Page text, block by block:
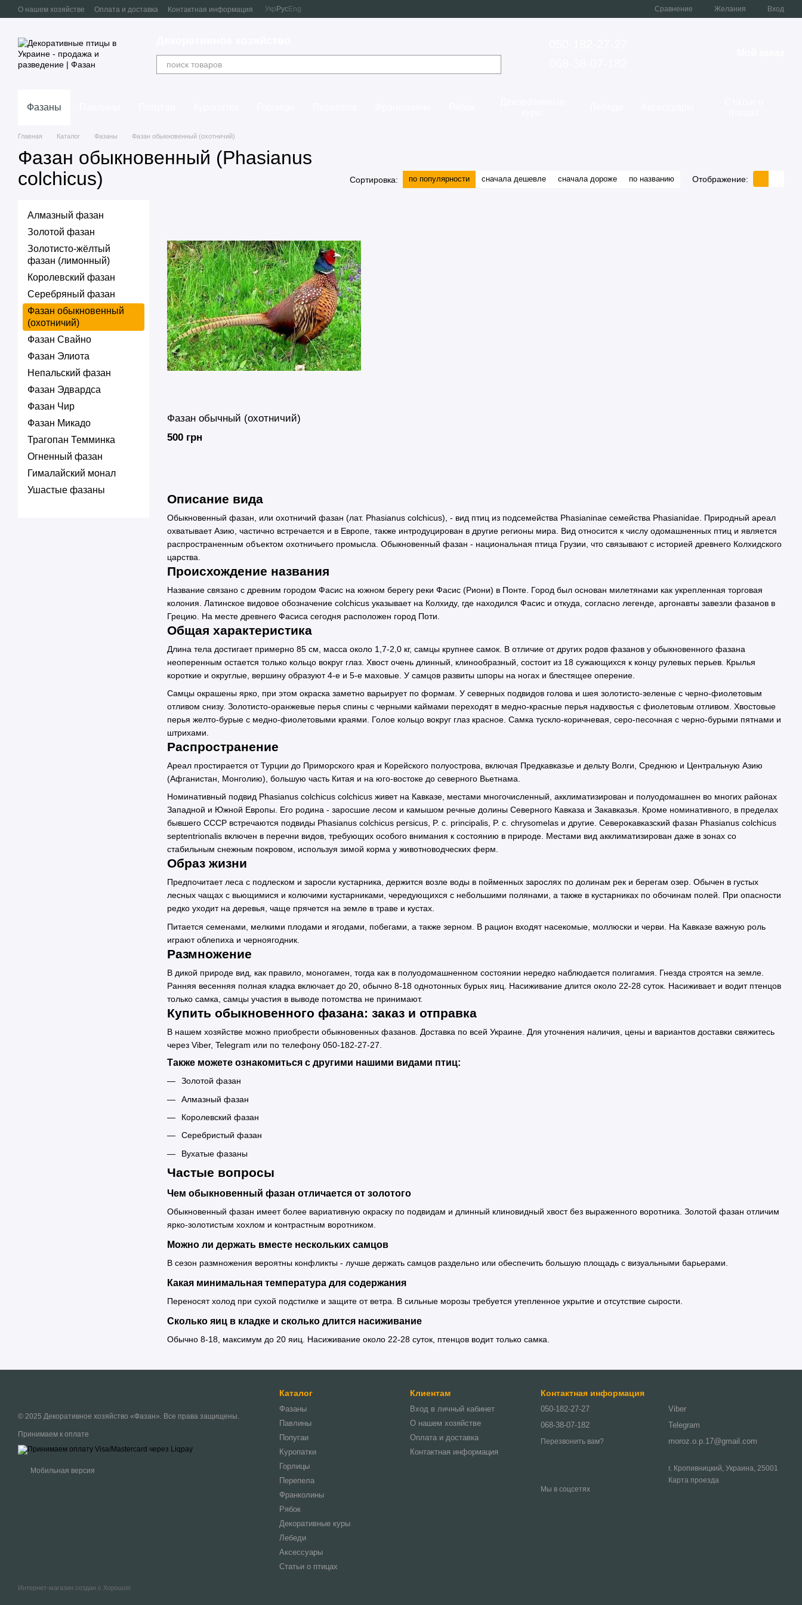
Перейти к основному контенту
О нашем хозяйстве Оплата и доставка Контактная информация Укр РусEng Сравнение Желания Вход
Фазаны
Главная Каталог Фазаны Фазан обыкновенный (охотничий)
Фазан обыкновенный (Phasianus
colchicus)
Сортировка: по популярности сначала дешевле сначала дороже по названию Отображение:
Описание вида
Обыкновенный фазан, или охотничий фазан (лат. Phasianus colchicus), - вид птиц из подсемейства Phasianinae семейства Phasianidae. Природный ареал
охватывает Азию, частично встречается и в Европе, также интродуцирован в другие регионы мира. Вид относится к числу одомашненных птиц и является
распространенным объектом охотничьего промысла. Обыкновенный фазан - национальная птица Грузии, что связывают с историей древнего Колхидского
царства.
Происхождение названия
Название связано с древним городом Фасис на южном берегу реки Фасис (Риони) в Понте. Город был основан милетянами как укрепленная торговая
колония. Латинское видовое обозначение colchicus указывает на Колхиду, где находился Фасис и откуда, согласно легенде, аргонавты завезли фазанов в
Грецию. На месте древнего Фасиса сегодня расположен город Поти.
Общая характеристика
Длина тела достигает примерно 85 см, масса около 1,7-2,0 кг, самцы крупнее самок. В отличие от других родов фазанов у обыкновенного фазана
неоперенным остается только кольцо вокруг глаз. Хвост очень длинный, клинообразный, состоит из 18 сужающихся к концу рулевых перьев. Крылья
короткие и округлые, вершину образуют 4-е и 5-е маховые. У самцов развиты шпоры на ногах и блестящее оперение.
Самцы окрашены ярко, при этом окраска заметно варьирует по формам. У северных подвидов голова и шея золотисто-зеленые с черно-фиолетовым
отливом снизу. Золотисто-оранжевые перья спины с черными каймами переходят в медно-красные перья надхвостья с фиолетовым отливом. Хвостовые
перья желто-бурые с медно-фиолетовыми краями. Голое кольцо вокруг глаз красное. Самка тускло-коричневая, серо-песочная с черно-бурыми пятнами и
штрихами.
Распространение
Ареал простирается от Турции до Приморского края и Корейского полуострова, включая Предкавказье и дельту Волги, Среднюю и Центральную Азию
(Афганистан, Монголию), большую часть Китая и на юго-востоке до северного Вьетнама.
Номинативный подвид Phasianus colchicus colchicus живет на Кавказе, местами многочисленный, акклиматизирован и полуодомашнен во многих районах
Западной и Южной Европы. Его родина - заросшие лесом и камышом речные долины Северного Кавказа и Закавказья. Кроме номинативного, в пределах
бывшего СССР встречаются подвиды Phasianus colchicus persicus, P. c. principalis, P. c. chrysomelas и другие. Северокавказский фазан Phasianus colchicus
septentrionalis включен в перечни видов, требующих особого внимания к состоянию в природе. Местами вид акклиматизирован даже в зонах со
стабильным снежным покровом, используя зимой корма у животноводческих ферм.
Образ жизни
Предпочитает леса с подлеском и заросли кустарника, держится возле воды в пойменных зарослях по долинам рек и берегам озер. Обычен в густых
лесных чащах с вьющимися и колючими кустарниками, чередующихся с небольшими полянами, а также в кустарниках по обочинам полей. При опасности
редко уходит на деревья, чаще прячется на земле в траве и кустах.
Питается семенами, мелкими плодами и ягодами, побегами, а также зерном. В рацион входят насекомые, моллюски и черви. На Кавказе важную роль
играют облепиха и черноягодник.
Размножение
В дикой природе вид, как правило, моногамен, тогда как в полуодомашненном состоянии нередко наблюдается полигамия. Гнезда строятся на земле.
Ранняя весенняя полная кладка включает до 20, обычно 8-18 однотонных бурых яиц. Насиживание длится около 22-28 суток. Насиживает и водит птенцов
только самка, самцы участия в выводе потомства не принимают.
Купить обыкновенного фазана: заказ и отправка
В нашем хозяйстве можно приобрести обыкновенных фазанов. Доставка по всей Украине. Для уточнения наличия, цены и вариантов доставки свяжитесь
через Viber, Telegram или по телефону 050-182-27-27.
Также можете ознакомиться с другими нашими видами птиц:
Золотой фазан
Алмазный фазан
Королевский фазан
Серебристый фазан
Вухатые фазаны
Частые вопросы
Чем обыкновенный фазан отличается от золoтого
Обыкновенный фазан имеет более вариативную окраску по подвидам и длинный клиновидный хвост без выраженного воротника. Золотой фазан отличим
ярко-золотистым хохлом и контрастным воротником.
Можно ли держать вместе нескольких самцов
В сезон размножения вероятны конфликты - лучше держать самцов раздельно или обеспечить большую площадь с визуальными барьерами.
Какая минимальная температура для содержания
Переносят холод при сухой подстилке и защите от ветра. В сильные морозы требуется утепленное укрытие и отсутствие сырости.
Сколько яиц в кладке и сколько длится насиживание
Обычно 8-18, максимум до 20 яиц. Насиживание около 22-28 суток, птенцов водит только самка.
Фазан обычный (охотничий)
500 грн
Алмазный фазан
Золотой фазан
Золотисто-жёлтый
фазан (лимонный)
Королевский фазан
Серебряный фазан
Фазан обыкновенный
(охотничий)
Фазан Свайно
Фазан Элиота
Непальский фазан
Фазан Эдвардса
Фазан Чир
Фазан Микадо
Трагопан Темминка
Огненный фазан
Гималайский монал
Ушастые фазаны
© 2025 Декоративное хозяйство «Фазан». Все права защищены.
Принимаем к оплате
Мобильная версия
Интернет-магазин создан с Хорошоп
Каталог
Фазаны
Павлины
Попугаи
Куропатки
Горлицы
Перепела
Франколины
Рябок
Декоративные куры
Лебеди
Аксессуары
Статьи о птицах
Клиентам
Вход в личный кабинет
О нашем хозяйстве
Оплата и доставка
Контактная информация
Контактная информация
050-182-27-27
068-38-07-182
Перезвонить вам?
Viber
Telegram
moroz.o.p.17@gmail.com
г. Кропивницкий, Украина, 25001
Карта проезда
Мы в соцсетях